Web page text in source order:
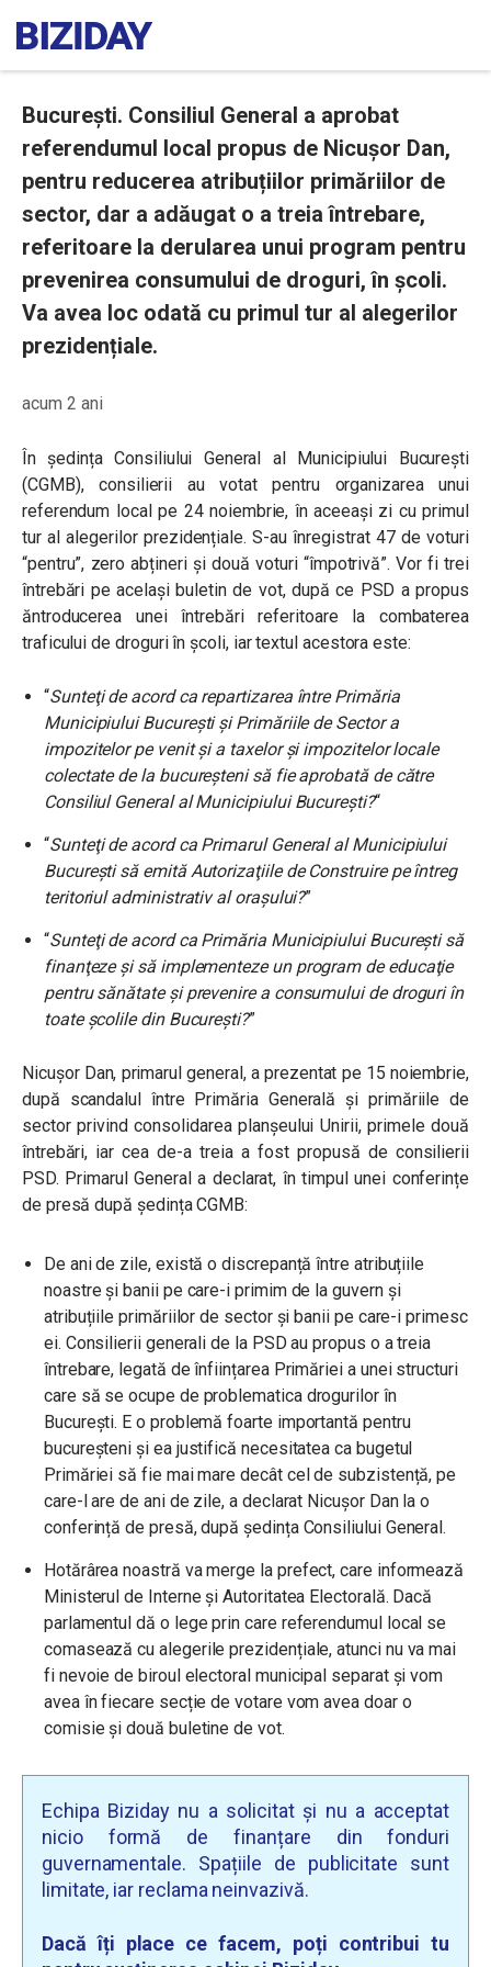
București. Consiliul General a aprobat
referendumul local propus de Nicușor Dan,
pentru reducerea atribuțiilor primăriilor de
sector, dar a adăugat o a treia întrebare,
referitoare la derularea unui program pentru
prevenirea consumului de droguri, în școli.
Va avea loc odată cu primul tur al alegerilor
prezidențiale.
acum 2 ani
În ședința Consiliului General al Municipiului București
(CGMB), consilierii au votat pentru organizarea unui
referendum local pe 24 noiembrie, în aceeași zi cu primul
tur al alegerilor prezidențiale. S-au înregistrat 47 de voturi
“pentru”, zero abțineri și două voturi “împotrivă”. Vor fi trei
întrebări pe același buletin de vot, după ce PSD a propus
ăntroducerea unei întrebări referitoare la combaterea
traficului de droguri în şcoli, iar textul acestora este:
“Sunteţi de acord ca repartizarea între Primăria
Municipiului Bucureşti şi Primăriile de Sector a
impozitelor pe venit şi a taxelor şi impozitelor locale
colectate de la bucureşteni să fie aprobată de către
Consiliul General al Municipiului Bucureşti?“
“Sunteţi de acord ca Primarul General al Municipiului
Bucureşti să emită Autorizaţiile de Construire pe întreg
teritoriul administrativ al oraşului?”
“Sunteţi de acord ca Primăria Municipiului Bucureşti să
finanţeze şi să implementeze un program de educaţie
pentru sănătate şi prevenire a consumului de droguri în
toate şcolile din Bucureşti?”
Nicușor Dan, primarul general, a prezentat pe 15 noiembrie,
după scandalul între Primăria Generală și primăriile de
sector privind consolidarea planșeului Unirii, primele două
întrebări, iar cea de-a treia a fost propusă de consilierii
PSD. Primarul General a declarat, în timpul unei conferințe
de presă după ședința CGMB:
De ani de zile, există o discrepanță între atribuțiile
noastre și banii pe care-i primim de la guvern și
atribuțiile primăriilor de sector și banii pe care-i primesc
ei. Consilierii generali de la PSD au propus o a treia
întrebare, legată de înființarea Primăriei a unei structuri
care să se ocupe de problematica drogurilor în
București. E o problemă foarte importantă pentru
bucureșteni și ea justifică necesitatea ca bugetul
Primăriei să fie mai mare decât cel de subzistență, pe
care-l are de ani de zile, a declarat Nicușor Dan la o
conferință de presă, după ședința Consiliului General.
Hotărârea noastră va merge la prefect, care informează
Ministerul de Interne și Autoritatea Electorală. Dacă
parlamentul dă o lege prin care referendumul local se
comasează cu alegerile prezidențiale, atunci nu va mai
fi nevoie de biroul electoral municipal separat și vom
avea în fiecare secție de votare vom avea doar o
comisie și două buletine de vot.
Echipa Biziday nu a solicitat și nu a acceptat
nicio formă de finanțare din fonduri
guvernamentale. Spațiile de publicitate sunt
limitate, iar reclama neinvazivă.
Dacă îți place ce facem, poți contribui tu